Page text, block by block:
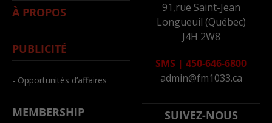
À PROPOS
PUBLICITÉ
- Opportunités d’affaires
MEMBERSHIP
91,rue Saint-Jean
Longueuil (Québec)
J4H 2W8
SMS | 450-646-6800
admin@fm1033.ca
SUIVEZ-NOUS